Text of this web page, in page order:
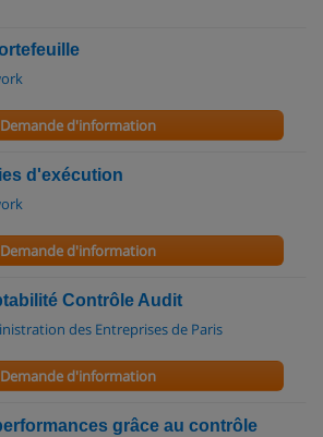
Demande d'information
d'exécution
Demande d'information
Contrôle Audit
des Entreprises de Paris
Demande d'information
grâce au contrôle